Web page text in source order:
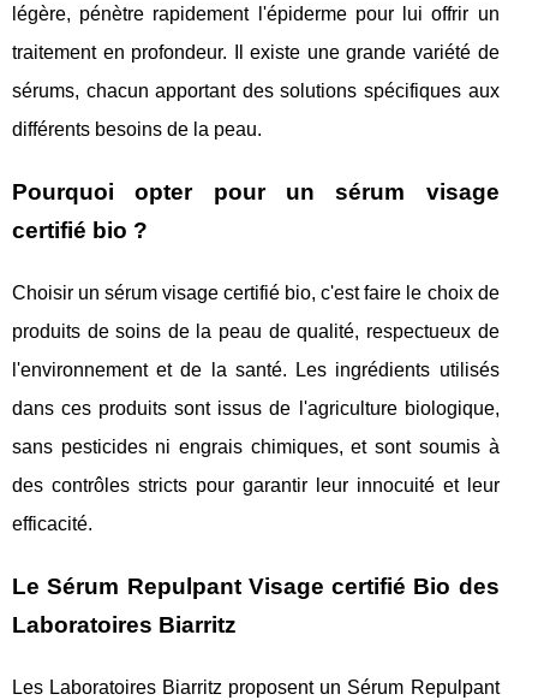
légère, pénètre rapidement l'épiderme pour lui offrir un
traitement en profondeur. Il existe une grande variété de
sérums, chacun apportant des solutions spécifiques aux
différents besoins de la peau.
Pourquoi opter pour un sérum visage
certifié bio ?
Choisir un sérum visage certifié bio, c'est faire le choix de
produits de soins de la peau de qualité, respectueux de
l'environnement et de la santé. Les ingrédients utilisés
dans ces produits sont issus de l'agriculture biologique,
sans pesticides ni engrais chimiques, et sont soumis à
des contrôles stricts pour garantir leur innocuité et leur
efficacité.
Le Sérum Repulpant Visage certifié Bio des
Laboratoires Biarritz
Les Laboratoires Biarritz proposent un Sérum Repulpant